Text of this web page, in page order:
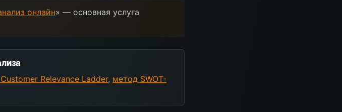
онлайн» — основная услуга
Relevance Ladder, метод SWOT-